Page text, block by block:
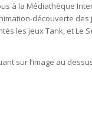
à la Médiathèque
découverte
les jeux Tank, et Le
sur l’image au